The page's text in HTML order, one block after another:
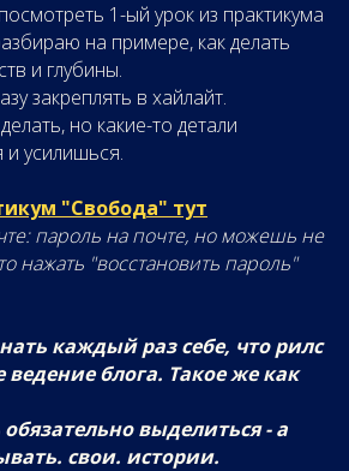
посмотреть 1-ый урок из практикума
на примере, как делать
и глубины.
закреплять в хайлайт.
но какие-то детали
усилишься.
"Свобода" тут
пароль на почте, но можешь не
нажать "восстановить пароль"
каждый раз себе, что рилс
ведение блога. Такое же как
выделиться - а
свои. истории.